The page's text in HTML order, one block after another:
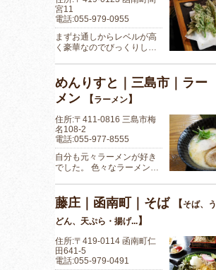
宮11
電話:055-979-0955
まずお通しからレベルが高
く豪華なのでびっくりし…
めんりすと｜三島市｜ラー
メン
【ラーメン】
住所:〒411-0816 三島市梅
名108-2
電話:055-977-8555
自分も元々ラーメンが好き
でした。 色々なラーメン…
藤庄｜函南町｜そば 【そば、う
どん、天ぷら・揚げ...】
住所:〒419-0114 函南町仁
田641-5
電話:055-979-0491